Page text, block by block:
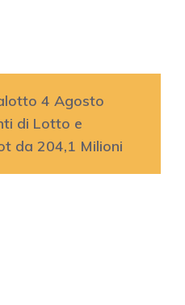
4 Agosto
di Lotto e
da 204,1 Milioni